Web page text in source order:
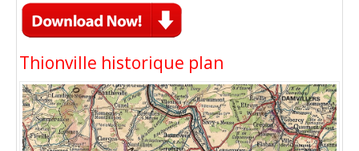
Thionville historique plan